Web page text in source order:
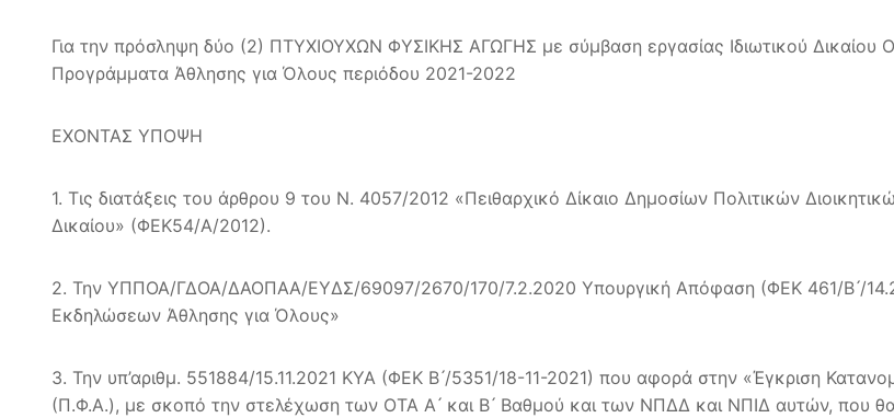
Για την πρόσληψη δύο (2) ΠΤΥΧΙΟΥΧΩΝ ΦΥΣΙΚΗΣ ΑΓΩΓΗΣ με σύμβαση εργασίας Ιδιωτικού Δικαίου
Προγράμματα Άθλησης για Όλους περιόδου 2021-2022
ΕΧΟΝΤΑΣ ΥΠΟΨΗ
1. Τις διατάξεις του άρθρου 9 του Ν. 4057/2012 «Πειθαρχικό Δίκαιο Δημοσίων Πολιτικών
Δικαίου» (ΦΕΚ54/Α/2012).
2. Την ΥΠΠΟΑ/ΓΔΟΑ/ΔΑΟΠΑΑ/ΕΥΔΣ/69097/2670/170/7.2.2020 Υπουργική Απόφαση (ΦΕΚ 461/Β ́/
Εκδηλώσεων Άθλησης για Όλους»
3. Την υπ’αριθμ. 551884/15.11.2021 ΚΥΑ (ΦΕΚ Β ́/5351/18-11-2021) που αφορά στην «Έγκριση
(Π.Φ.Α.), με σκοπό την στελέχωση των ΟΤΑ Α ́ και Β ́ Βαθμού και των ΝΠΔΔ και ΝΠΙΔ αυτών, που